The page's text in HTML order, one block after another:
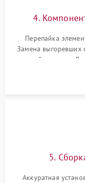
4.
Перепайка
Замена выгоревших
хрупкой матрицы.
5.
Аккуратная